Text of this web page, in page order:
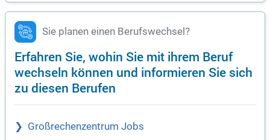
Sie planen einen Berufswechsel?
Erfahren Sie, wohin Sie mit ihrem Beruf
wechseln können und informieren Sie sich
zu diesen Berufen
Großrechenzentrum Jobs